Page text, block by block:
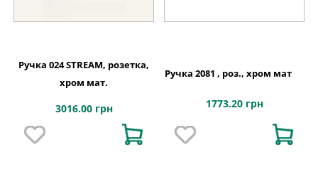
Ручка 024 STREAM, розетка,
хром мат.
3016.00 грн
Ручка 2081 , роз., хром мат
1773.20 грн